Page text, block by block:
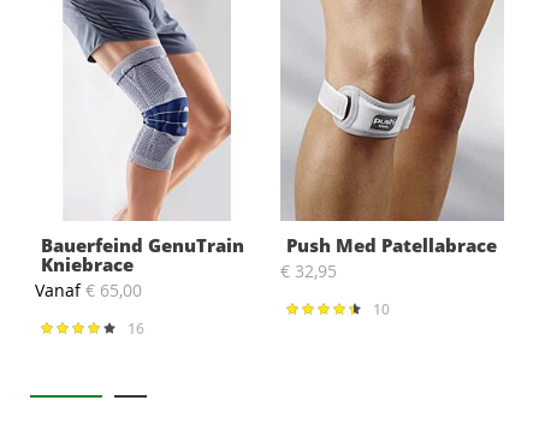
Bauerfeind GenuTrain
Kniebrace
Vanaf € 65,00
Waardering:
16
Push Med Patellabrace
€ 32,95
Waardering:
10